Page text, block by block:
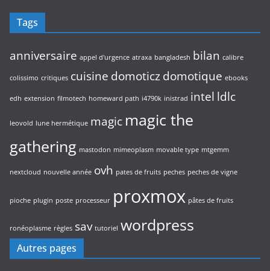
Tags
anniversaire appel d'urgence atraxa bangladesh bilan calibre
colissimo critiques cuisine domoticzdomotique ebooks
edh extension filmotech homeward path i4790k inistrad intel ldlc
leovold lune hermétique magic magic the
gathering mastodon mimeoplasm movable type mtgemm
nextcloud nouvelle année ovh pates de fruits peches peches de vigne
pioche plugin poste processeur proxmox pâtes de fruits
ronéoplasme règles sav tutoriel wordpress
Autres pages